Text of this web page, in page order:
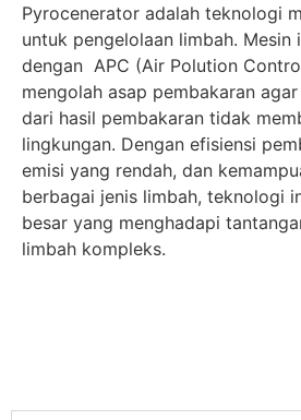
Pyrocenerator adalah teknologi
untuk pengelolaan limbah. Mesin
dengan APC (Air Polution
mengolah asap pembakaran
dari hasil pembakaran tidak
lingkungan. Dengan efisiensi
emisi yang rendah, dan
berbagai jenis limbah, teknologi
besar yang menghadapi
limbah kompleks.